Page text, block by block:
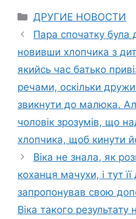
Categories
ДРУГИЕ НОВОСТИ
Пара спочатку
новивши хлопчика з
якийсь час батько
речами, оскільки
звикнути до малюка.
чоловік зрозумів, що
хлопчика, щоб кинути
Віка не знала, як
коханця мачухи, і тут
запропонував свою
Віка такого результату